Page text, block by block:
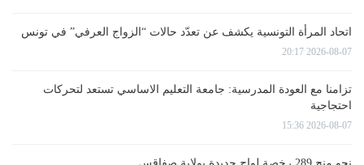
اتحاد المرأة التونسية يكشف عن تعدّد حالات “الزواج العرفي” في تونس
2026-08-07 20:17
تزامنا مع العودة المدرسية: جامعة التعليم الاساسي تستعد لتحركات
احتجاجية
2026-08-07 15:36